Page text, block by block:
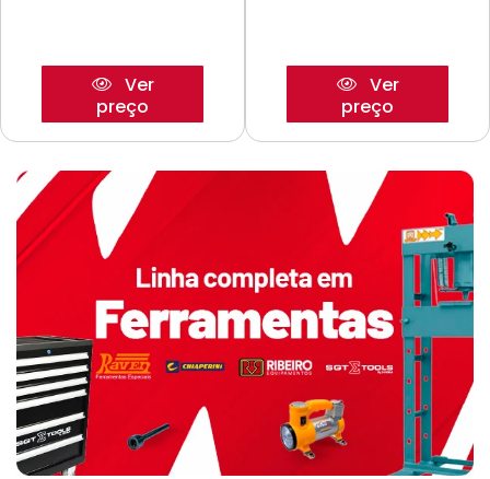
Ver
preço
Ver
preço